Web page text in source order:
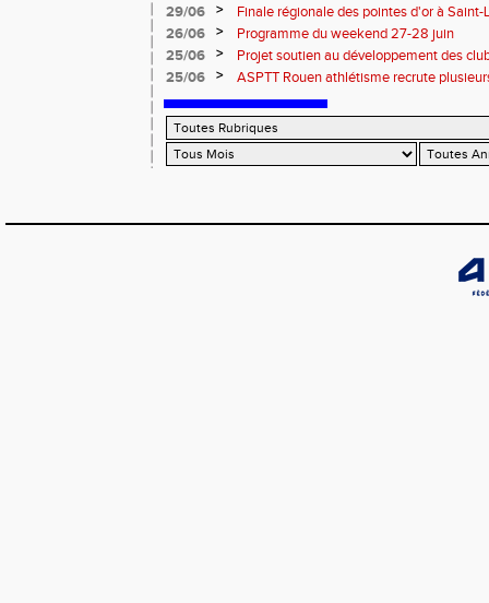
29/06
>
Finale régionale des pointes d'or à
informations
26/06 >
Programme du weekend 27-28 juin
25/06
>
Projet soutien au développement des
25/06
> ASPTT Rouen athlétisme recrute